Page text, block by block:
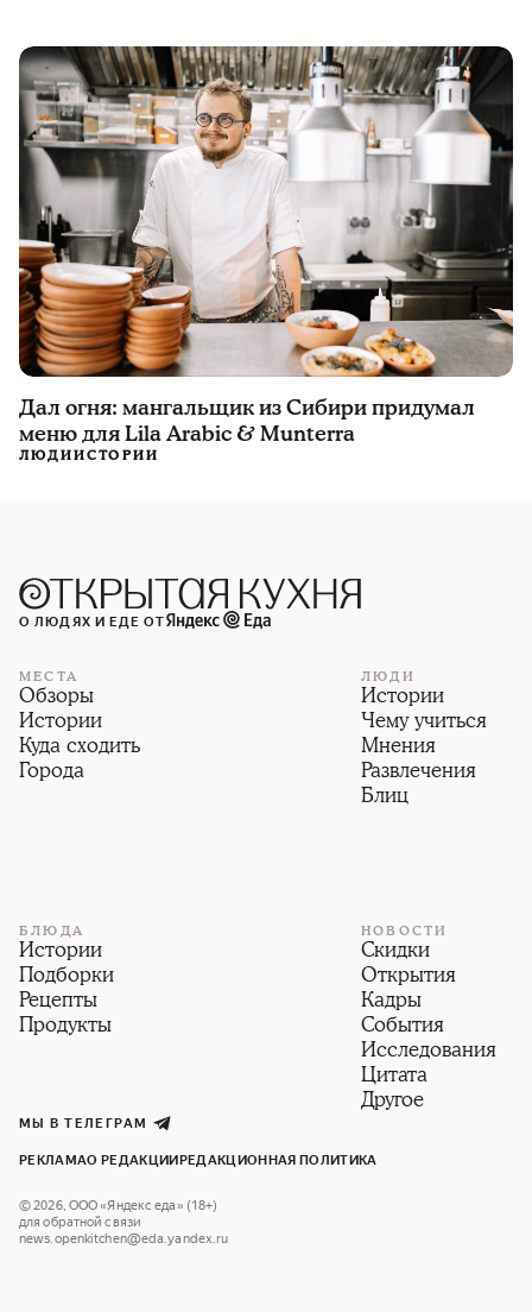
Дал огня: мангальщик из Сибири придумал
меню для Lila Arabic & Munterra
ЛЮДИИСТОРИИ
О ЛЮДЯХ И ЕДЕ ОТ
МЕСТА
Обзоры
Истории
Куда сходить
Города
ЛЮДИ
Истории
Чему учиться
Мнения
Развлечения
Блиц
БЛЮДА
Истории
Подборки
Рецепты
Продукты
НОВОСТИ
Скидки
Открытия
Кадры
События
Исследования
Цитата
Другое
МЫ В ТЕЛЕГРАМ
РЕКЛАМАО РЕДАКЦИИРЕДАКЦИОННАЯ ПОЛИТИКА
©2026, ООО «Яндекс еда» (18+)
для обратной связи
news.openkitchen@eda.yandex.ru